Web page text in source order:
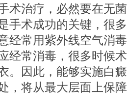
术治疗，必然要在无
手术成功的关键，很
经常用紫外线空气消
经常消毒，很多时候
。因此，能够实施白
，将从最大层面上保